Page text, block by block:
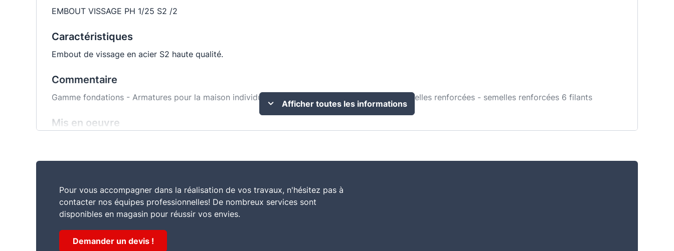
EMBOUT VISSAGE PH 1/25 S2 /2
Caractéristiques
Embout de vissage en acier S2 haute qualité.
Commentaire
Gamme fondations - Armatures pour la maison individuelle (Z1/Z2) - murs en maçonnerie - semelles renforcées - semelles renforcées 6 filants
Mis en oeuvre
Afficher toutes les informations
Pour vous accompagner dans la réalisation de vos travaux, n'hésitez pas à
contacter nos équipes professionnelles! De nombreux services sont
disponibles en magasin pour réussir vos envies.
Demander un devis !